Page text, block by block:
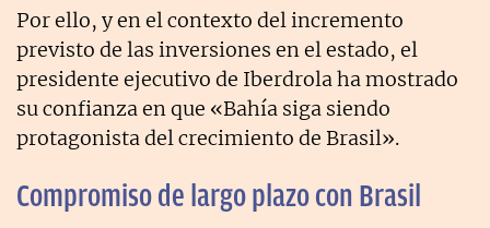
Por ello, y en el contexto del incremento
previsto de las inversiones en el estado, el
presidente ejecutivo de Iberdrola ha mostrado
su confianza en que «Bahía siga siendo
protagonista del crecimiento de Brasil».
Compromiso de largo plazo con Brasil